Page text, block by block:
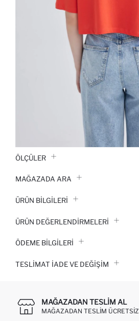
ÖLÇÜLER
MAĞAZADA ARA
ÜRÜN BILGILERI
ÜRÜN DEĞERLENDİRMELERİ
ÖDEME BİLGİLERİ
TESLIMAT İADE VE DEĞIŞIM
MAĞAZADAN TESLIM AL
MAĞAZADAN TESLIM ÜCRETSIZ